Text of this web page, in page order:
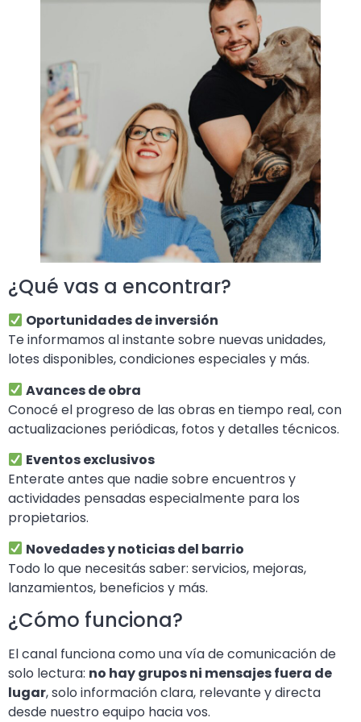
¿Qué vas a encontrar?
Oportunidades de inversión
Te informamos al instante sobre nuevas unidades,
lotes disponibles, condiciones especiales y más.
Avances de obra
Conocé el progreso de las obras en tiempo real, con
actualizaciones periódicas, fotos y detalles técnicos.
Eventos exclusivos
Enterate antes que nadie sobre encuentros y
actividades pensadas especialmente para los
propietarios.
Novedades y noticias del barrio
Todo lo que necesitás saber: servicios, mejoras,
lanzamientos, beneficios y más.
¿Cómo funciona?
El canal funciona como una vía de comunicación de
solo lectura: no hay grupos ni mensajes fuera de
lugar, solo información clara, relevante y directa
desde nuestro equipo hacia vos.